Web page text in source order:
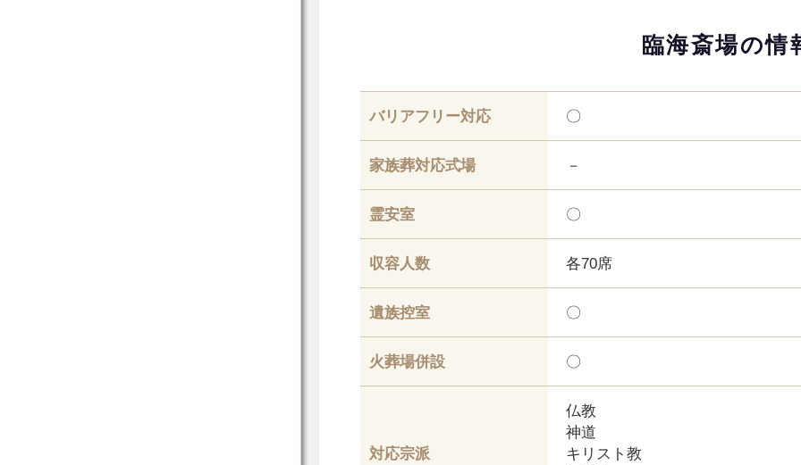
臨海斎場の情
バリアフリー対応 〇
家族葬対応式場 －
霊安室 〇
収容人数 各70席
遺族控室 〇
火葬場併設 〇
対応宗派
仏教
神道
キリスト教